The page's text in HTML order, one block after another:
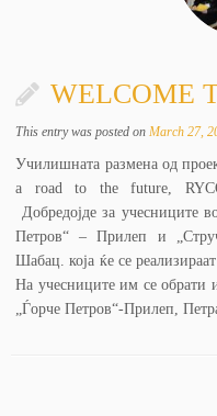
WELCOME
This entry was posted onMarch 27,
Училишната размена од
a road to the future,
Добредојде за учесниците
Петров“ – Прилеп и
Шабац. која ќе се
На учесниците им се обрати
„Ѓорче Петров“-Прилеп,